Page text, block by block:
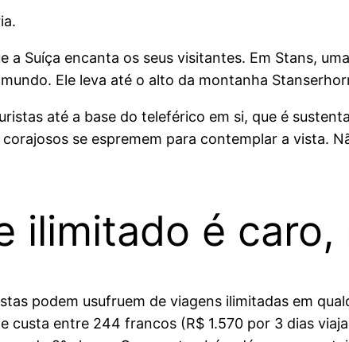
a Suíça encanta os seus visitantes. Em Stans,
Ele leva até o alto da montanha
até a base do teleférico em si, que é
se espremem para contemplar a vista.
ilimitado é caro,
podem usufruem de viagens ilimitadas em
custa entre 244 francos (R$ 1.570 por 3 dias